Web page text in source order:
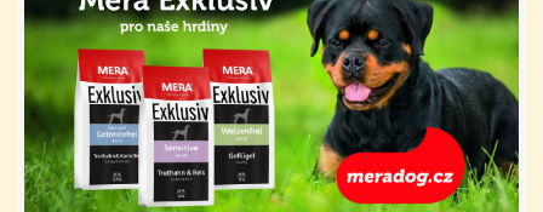
VÝBOR KK